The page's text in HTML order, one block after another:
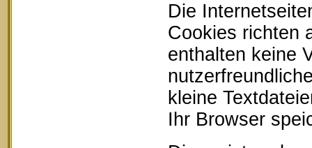
Die
Cookies richten
enthalten keine
kleine
Ihr Browser